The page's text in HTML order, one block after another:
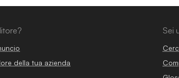
della tua azienda
Sei